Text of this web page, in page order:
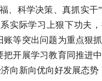
、科学决策、真抓实干
实际学习上狠下功夫
等突出问题为重点狠抓
开展学习教育同推进
向新向优向好发展态势